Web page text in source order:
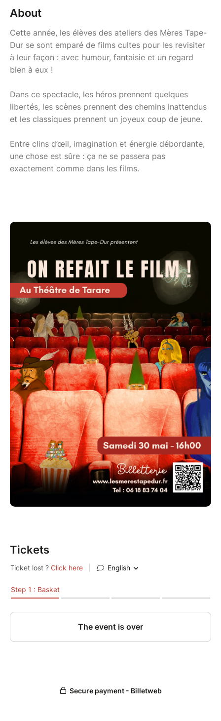
About
Cette année, les élèves des ateliers des Mères Tape-
Dur se sont emparé de films cultes pour les revisiter
à leur façon : avec humour, fantaisie et un regard
bien à eux !
Dans ce spectacle, les héros prennent quelques
libertés, les scènes prennent des chemins inattendus
et les classiques prennent un joyeux coup de jeune.
Entre clins d’œil, imagination et énergie débordante,
une chose est sûre : ça ne se passera pas
exactement comme dans les films.
Tickets